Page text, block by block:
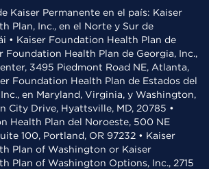
Kaiser Permanente en el país: Kaiser
Plan, Inc., en el Norte y Sur de
• Kaiser Foundation Health Plan de
Foundation Health Plan de Georgia, Inc.,
3495 Piedmont Road NE, Atlanta,
Foundation Health Plan de Estados del
en Maryland, Virginia, y Washington,
City Drive, Hyattsville, MD, 20785 •
Health Plan del Noroeste, 500 NE
100, Portland, OR 97232 • Kaiser
Plan of Washington or Kaiser
Plan of Washington Options, Inc., 2715